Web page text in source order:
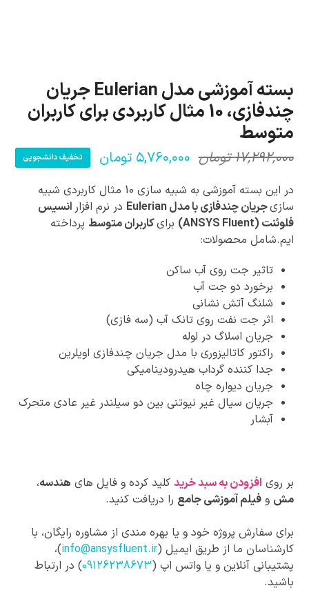
بسته آموزشی مدل Eulerian جریان
چندفازی، 10 مثال کاربردی برای کاربران
متوسط
۱۷,۲۹۲,۰۰۰ تومان
قیمت
اصلی:
۱۷,۲۹۲,۰۰۰ تومان
بود.
۵,۷۶۰,۰۰۰ تومان
قیمت
فعلی:
۵,۷۶۰,۰۰۰ تومان.
تخفیف دانشجویی
در این بسته آموزشی به شبیه سازی 10 مثال کاربردی شبیه
سازیجریان چندفازی با مدل Eulerian در نرم افزار انسیس
فلوئنت (ANSYS Fluent)
برایکاربران متوسط پرداخته
ایم.شامل محصولات:
تاثیر جت روی آب ساکن
برخورد دو جت آب
شلنگ آتش نشانی
اثر جت نفت روی تانک آب (سه فازی)
جریان اسلاگ در لوله
راکتور کاتالیزوری با مدل جریان چندفازی اویلرین
جدا کننده گرداب هیدرودینامیکی
جریان دیواره چاه
جریان سیال غیر نیوتنی بین دو سیلندر غیر عادی متحرک
آبشار
بر روی افزودن به سبد خرید کلید کرده و فایل های هندسه،
مش وفیلم آموزشی جامع را دریافت کنید.
برای سفارش پروژه خود و یا بهره مندی از مشاوره رایگان، با
کارشناسان ما از طریق ایمیل (info@ansysfluent.ir)،
پشتیبانی آنلاین و یا واتس اپ (09126238673) در ارتباط
باشید.